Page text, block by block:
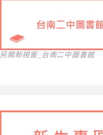
另開新視窗_台南二中圖書館